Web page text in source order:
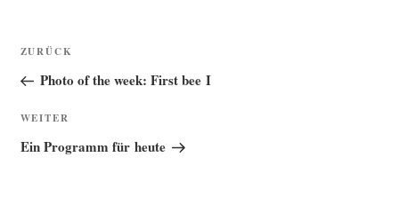
Beitragsnavigation
Vorheriger
Beitrag
ZURÜCK
Photo of the week: First bee I
Nächster
Beitrag
WEITER
Ein Programm für heute